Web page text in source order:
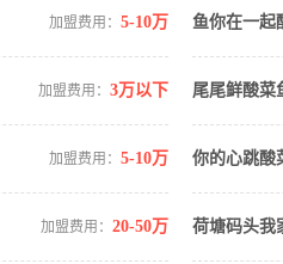
加盟费用： 5-10万 鱼你在一起
加盟费用： 3万以下 尾尾鲜酸菜
加盟费用： 5-10万 你的心跳酸
加盟费用： 20-50万 荷塘码头我